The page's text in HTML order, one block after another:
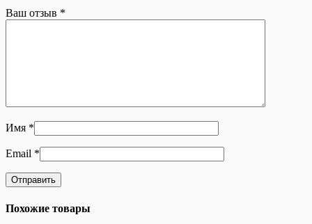
Ваш отзыв *
Имя *
Email *
Похожие товары